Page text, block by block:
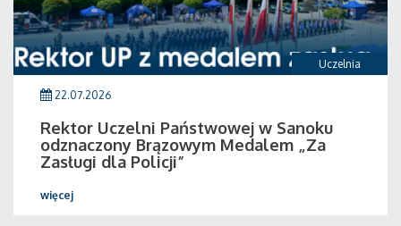
Uczelnia
22.07.2026
Rektor Uczelni Państwowej w Sanoku
odznaczony Brązowym Medalem „Za
Zasługi dla Policji”
więcej